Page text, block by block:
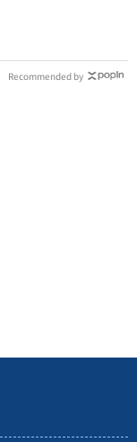
Recommended by